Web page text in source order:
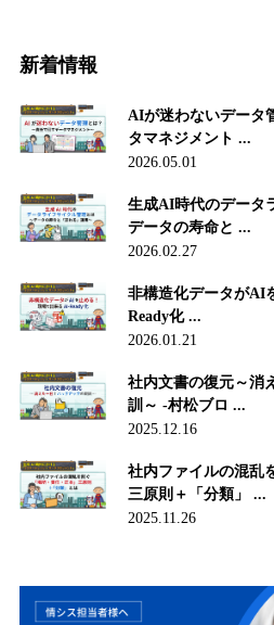
新着情報
AIが迷わないデータ
タマネジメント ...
2026.05.01
生成AI時代のデータ
データの寿命と ...
2026.02.27
非構造化データがAI
Ready化 ...
2026.01.21
社内文書の復元～消
訓～ -村松ブロ ...
2025.12.16
社内ファイルの混乱
三原則＋「分類」 ...
2025.11.26